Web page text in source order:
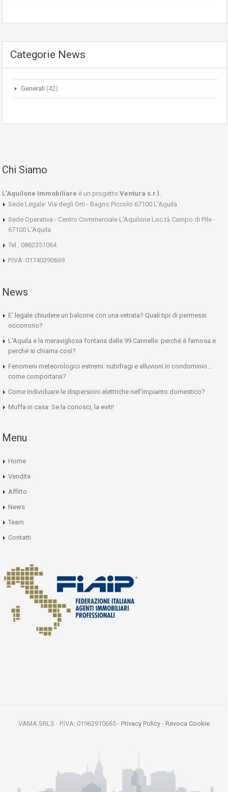
Categorie News
Generali (42)
Chi Siamo
L'Aquilone Immobiliare è un progetto Ventura s.r.l.
Sede Legale: Via degli Orti - Bagno Piccolo 67100 L'Aquila
Sede Operativa - Centro Commerciale L'Aquilone Loc.tà Campo di Pile -
67100 L'Aquila
Tel.: 0862351064
P.IVA: 01740390669
News
E’ legale chiudere un balcone con una vetrata? Quali tipi di permessi
occorrono?
L’Aquila e la meravigliosa fontana delle 99 Cannelle: perché è famosa e
perché si chiama così?
Fenomeni meteorologici estremi: nubifragi e alluvioni in condominio…
come comportarsi?
Come individuare le dispersioni elettriche nell’impianto domestico?
Muffa in casa: Se la conosci, la eviti!
Menu
Home
Vendita
Affitto
News
Team
Contatti
VAMA SRLS - P.IVA: 01962910665 - Privacy Policy - Revoca Cookie